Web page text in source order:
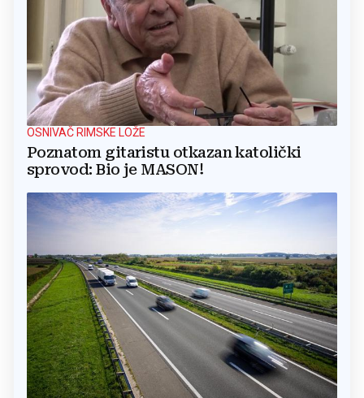
OSNIVAČ RIMSKE LOŽE
Poznatom gitaristu otkazan katolički
sprovod: Bio je MASON!